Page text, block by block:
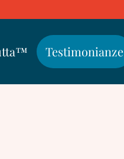
Testimonianze